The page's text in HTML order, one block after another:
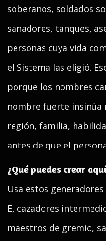
soberanos, soldados
sanadores, tanques,
personas cuya vida
el Sistema las eligió.
porque los nombres
nombre fuerte insinúa
región, familia,
antes de que el
¿Qué puedes crear
Usa estos
E, cazadores
maestros de gremio,